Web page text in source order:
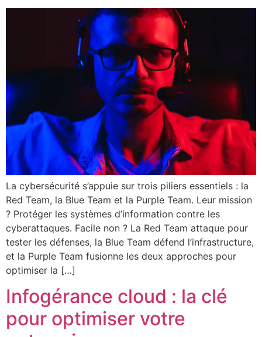
La cybersécurité s’appuie sur trois piliers essentiels : la
Red Team, la Blue Team et la Purple Team. Leur mission
? Protéger les systèmes d’information contre les
cyberattaques. Facile non ? La Red Team attaque pour
tester les défenses, la Blue Team défend l’infrastructure,
et la Purple Team fusionne les deux approches pour
optimiser la […]
Infogérance cloud : la clé
pour optimiser votre